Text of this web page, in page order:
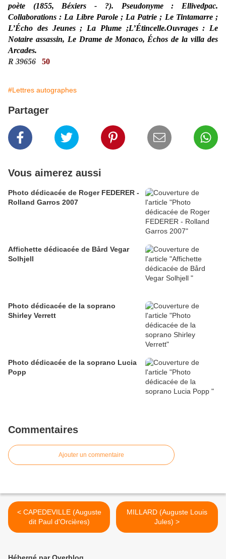
poète (1855, Béxiers - ?). Pseudonyme : Ellivedpac.
Collaborations : La Libre Parole ; La Patrie ; Le Tintamarre ;
L’Écho des Jeunes ; La Plume ;L’Étincelle.Ouvrages : Le
Notaire assassin, Le Drame de Monaco, Échos de la villa des
Arcades.
R 39656
50
#Lettres autographes
Partager
Vous aimerez aussi
Photo dédicacée de Roger FEDERER -
Rolland Garros 2007
Affichette dédicacée de Bård Vegar
Solhjell
Photo dédicacée de la soprano
Shirley Verrett
Photo dédicacée de la soprano Lucia
Popp
Commentaires
Ajouter un commentaire
< CAPEDEVILLE (Auguste
dit Paul d'Orcières)
MILLARD (Auguste Louis
Jules) >